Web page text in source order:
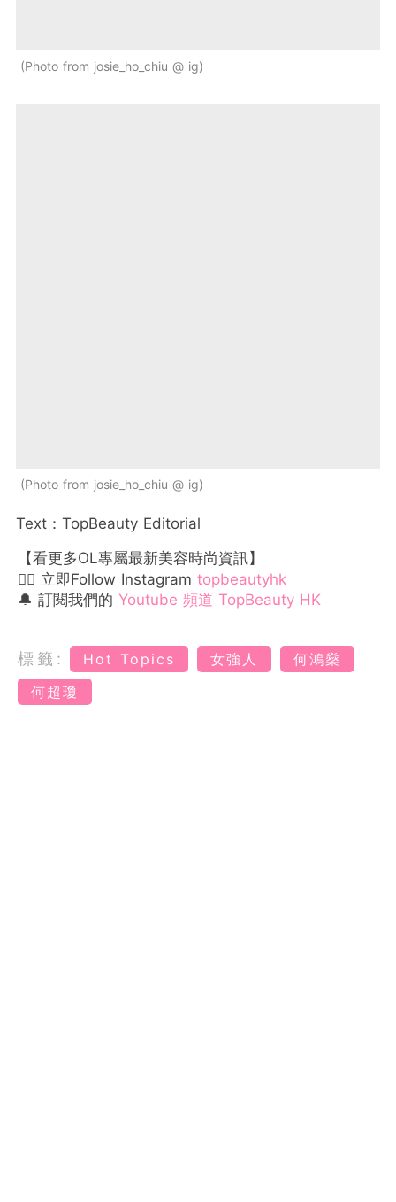
Photo from josie_ho_chiu @ ig
Photo from josie_ho_chiu @ ig
Text：TopBeauty Editorial
【看更多OL專屬最新美容時尚資訊】
👉🏻 立即Follow Instagram topbeautyhk
🔔 訂閱我們的 Youtube 頻道 TopBeauty HK
標籤: Hot Topics 女強人
何鴻燊
何超瓊